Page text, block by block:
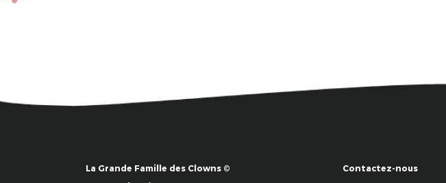
La Grande Famille des Clowns ©
Contactez-nous